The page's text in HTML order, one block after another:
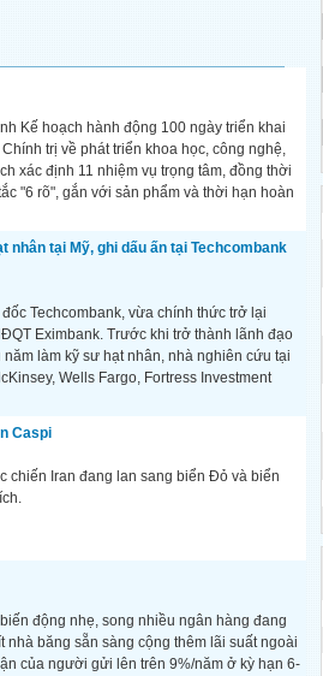
Kế hoạch hành động 100 ngày triển khai
trị về phát triển khoa học, công nghệ,
xác định 11 nhiệm vụ trọng tâm, đồng thời
"6 rõ", gắn với sản phẩm và thời hạn hoàn
nhân tại Mỹ, ghi dấu ấn tại Techcombank
Techcombank, vừa chính thức trở lại
Eximbank. Trước khi trở thành lãnh đạo
làm kỹ sư hạt nhân, nhà nghiên cứu tại
Wells Fargo, Fortress Investment
Caspi
chiến Iran đang lan sang biển Đỏ và biển
động nhẹ, song nhiều ngân hàng đang
băng sẵn sàng cộng thêm lãi suất ngoài
của người gửi lên trên 9%/năm ở kỳ hạn 6-